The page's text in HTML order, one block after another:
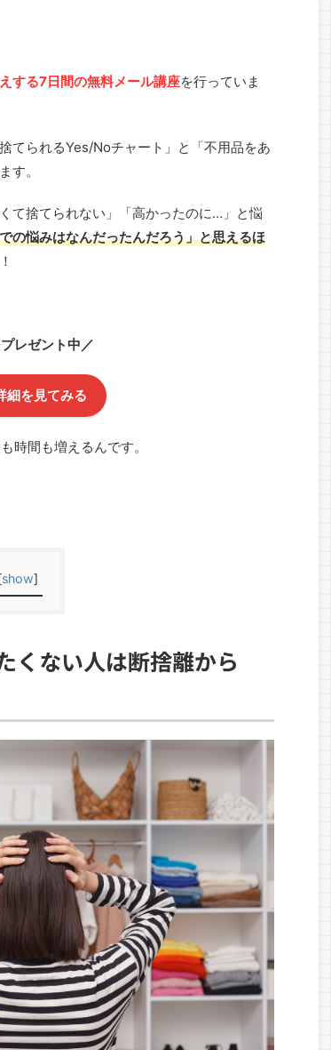
する7日間の無料メール講座を行っていま
てられるYes/Noチャート」と「不用品をあ
す。
て捨てられない」「高かったのに…」と悩
の悩みはなんだったんだろう」と思えるほ
レゼント中／
細を見てみる
時間も増えるんです。
show]
くない人は断捨離から